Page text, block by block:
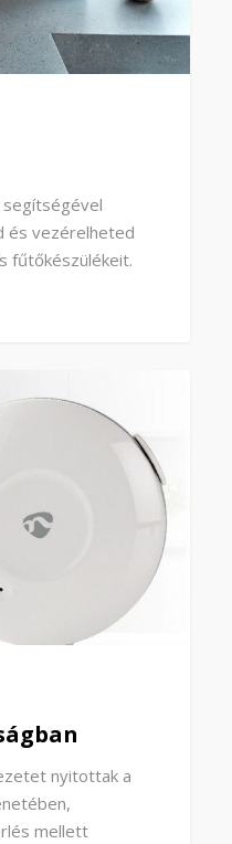
és vezérelheted
fűtőkészülékeit.
nyitottak a
mellett